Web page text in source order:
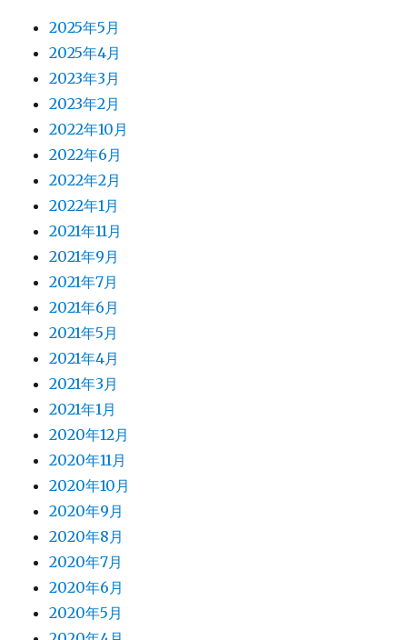
2025年5月
2025年4月
2023年3月
2023年2月
2022年10月
2022年6月
2022年2月
2022年1月
2021年11月
2021年9月
2021年7月
2021年6月
2021年5月
2021年4月
2021年3月
2021年1月
2020年12月
2020年11月
2020年10月
2020年9月
2020年8月
2020年7月
2020年6月
2020年5月